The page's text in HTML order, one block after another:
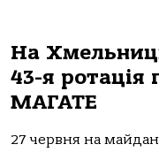
На
43-я ротація
МАГАТЕ
27 червня на